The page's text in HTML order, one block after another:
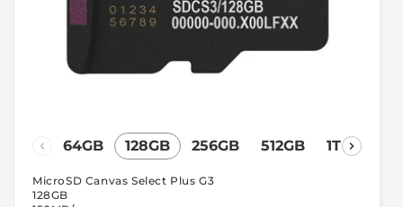
64GB 128GB 256GB 512GB 1TB
MicroSD Canvas Select Plus G3
128GB